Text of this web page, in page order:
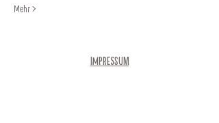
Mehr >
Impressum